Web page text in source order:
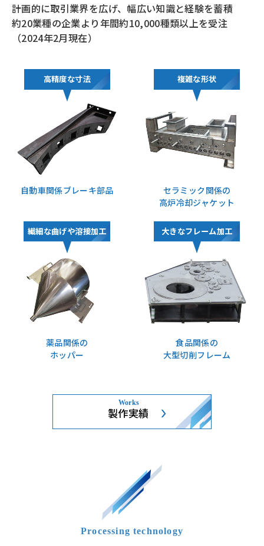
計画的に取引業界を広げ、幅広い知識と経験を蓄積
約20業種の企業より年間約10,000種類以上を受注
（2024年2月現在）
高精度な寸法
自動車関係ブレーキ部品
複雑な形状
セラミック関係の
高炉冷却ジャケット
繊細な曲げや溶接加工
薬品関係の
ホッパー
大きなフレーム加工
食品関係の
大型切削フレーム
製作実績